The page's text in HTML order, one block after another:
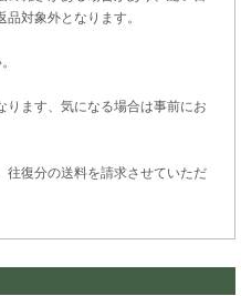
対象外となります。
ります、気になる場合は事前にお
往復分の送料を請求させていただ